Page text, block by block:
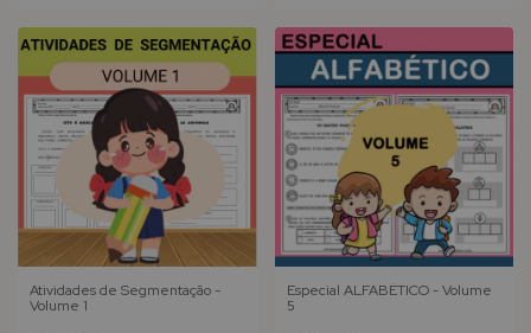
Atividades de Segmentação -
Volume 1
Especial ALFABÉTICO - Volume
5